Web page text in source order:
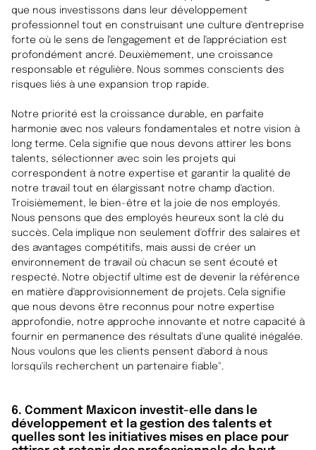
que nous investissons dans leur développement
professionnel tout en construisant une culture d'entreprise
forte où le sens de l'engagement et de l'appréciation est
profondément ancré. Deuxièmement, une croissance
responsable et régulière. Nous sommes conscients des
risques liés à une expansion trop rapide.
Notre priorité est la croissance durable, en parfaite
harmonie avec nos valeurs fondamentales et notre vision à
long terme. Cela signifie que nous devons attirer les bons
talents, sélectionner avec soin les projets qui
correspondent à notre expertise et garantir la qualité de
notre travail tout en élargissant notre champ d'action.
Troisièmement, le bien-être et la joie de nos employés.
Nous pensons que des employés heureux sont la clé du
succès. Cela implique non seulement d'offrir des salaires et
des avantages compétitifs, mais aussi de créer un
environnement de travail où chacun se sent écouté et
respecté. Notre objectif ultime est de devenir la référence
en matière d'approvisionnement de projets. Cela signifie
que nous devons être reconnus pour notre expertise
approfondie, notre approche innovante et notre capacité à
fournir en permanence des résultats d'une qualité inégalée.
Nous voulons que les clients pensent d'abord à nous
lorsqu'ils recherchent un partenaire fiable".
6. Comment Maxicon investit-elle dans le
développement et la gestion des talents et
quelles sont les initiatives mises en place pour